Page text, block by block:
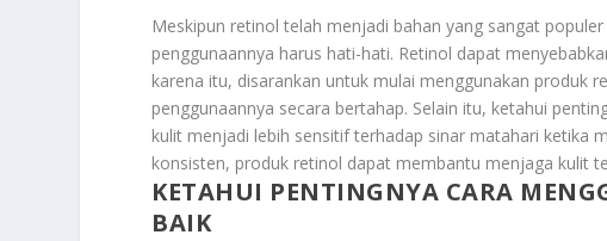
Meskipun retinol telah menjadi bahan yang sangat
penggunaannya harus hati-hati. Retinol dapat
karena itu, disarankan untuk mulai menggunakan produk
penggunaannya secara bertahap. Selain itu, ketahui
kulit menjadi lebih sensitif terhadap sinar matahari ketika
konsisten, produk retinol dapat membantu menjaga kulit
KETAHUI PENTINGNYA CARA
BAIK